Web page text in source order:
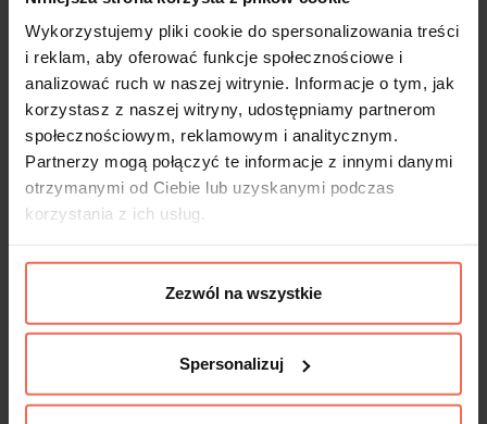
Wykorzystujemy pliki cookie do spersonalizowania treści
i reklam, aby oferować funkcje społecznościowe i
analizować ruch w naszej witrynie. Informacje o tym, jak
korzystasz z naszej witryny, udostępniamy partnerom
społecznościowym, reklamowym i analitycznym.
Partnerzy mogą połączyć te informacje z innymi danymi
otrzymanymi od Ciebie lub uzyskanymi podczas
korzystania z ich usług.
Zezwól na wszystkie
Spersonalizuj
Profil Tulip Zoid to łatwe i praktyczne
rozwiązanie uchwytowe mebla. Jego prosty
kształt przeznacza ją do zastosowania z
jakimkolwiek rodzajem mebla, poczynając od
mebli kuchennych, łazienkowych,
sypialnianych i kończąc na meblach
od 146 mm do 1196 mm można uchwyty
widocznej strony mebla, nie wymaga
frezowania. Profil Tulip Zoid ładnie wygląda z